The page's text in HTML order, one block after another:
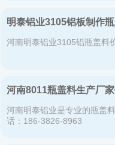
明泰铝业3105铝板制作
河南明泰铝业3105铝瓶盖料
河南8011瓶盖料生产厂
河南明泰铝业是专业的瓶盖
话：186-3826-8963